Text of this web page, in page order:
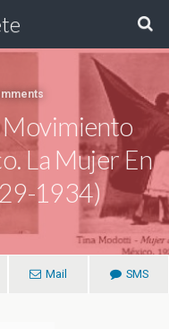
Movimiento
La Mujer En
1934)
Mail SMS